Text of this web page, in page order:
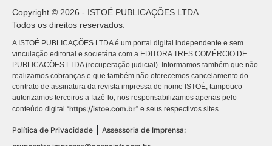
Copyright © 2026 - ISTOÉ PUBLICAÇÕES LTDA
Todos os direitos reservados.
A ISTOÉ PUBLICAÇÕES LTDA é um portal digital independente e sem
vinculação editorial e societária com a EDITORA TRES COMÉRCIO DE
PUBLICACÕES LTDA (recuperação judicial). Informamos também que não
realizamos cobranças e que também não oferecemos cancelamento do
contrato de assinatura da revista impressa de nome ISTOÉ, tampouco
autorizamos terceiros a fazê-lo, nos responsabilizamos apenas pelo
conteúdo digital “https://istoe.com.br” e seus respectivos sites.
Política de Privacidade
Assessoria de Imprensa: